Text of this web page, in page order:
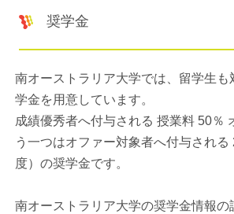
奨学金
南オーストラリア大学では、留学生も
学金を用意しています。
成績優秀者へ付与される 授業料 50％
う一つはオファー対象者へ付与され
度）の奨学金です。
南オーストラリア大学の奨学金情報の